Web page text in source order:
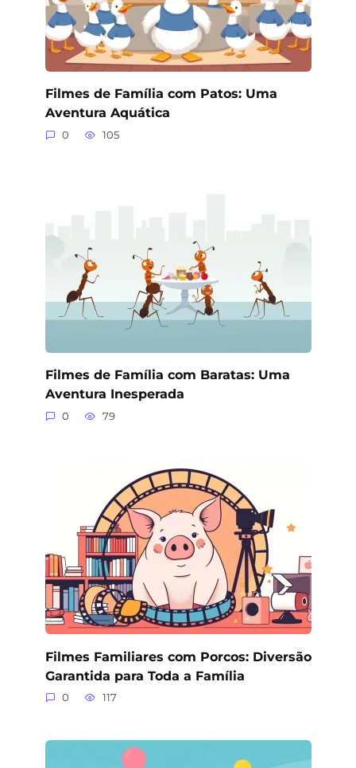
Filmes de Família com Patos: Uma
Aventura Aquática
0 105
Filmes de Família com Baratas: Uma
Aventura Inesperada
0 79
Filmes Familiares com Porcos: Diversão
Garantida para Toda a Família
0 117